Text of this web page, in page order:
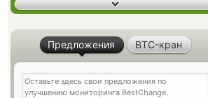
Предложения BTC-кран